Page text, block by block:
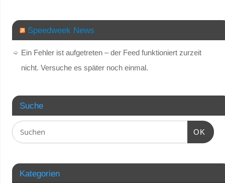
Speedweek News
Ein Fehler ist aufgetreten – der Feed funktioniert zurzeit
nicht. Versuche es später noch einmal.
Suche
OK
Kategorien